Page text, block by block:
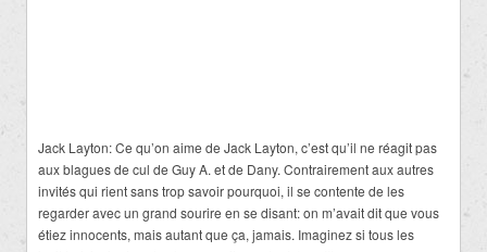
Jack Layton: Ce qu’on aime de Jack Layton, c’est qu’il ne réagit pas
aux blagues de cul de Guy A. et de Dany. Contrairement aux autres
invités qui rient sans trop savoir pourquoi, il se contente de les
regarder avec un grand sourire en se disant: on m’avait dit que vous
étiez innocents, mais autant que ça, jamais. Imaginez si tous les